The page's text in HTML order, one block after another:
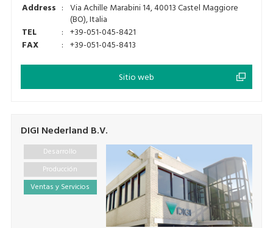
Address : Via Achille Marabini 14, 40013 Castel Maggiore
(BO), Italia
TEL
: +39-051-045-8421
FAX
: +39-051-045-8413
Sitio web
DIGI Nederland B.V.
Desarrollo
Producción
Ventas y Servicios